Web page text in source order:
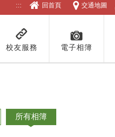
::: 回首頁 交通地圖
校友服務 電子相簿
所有相簿